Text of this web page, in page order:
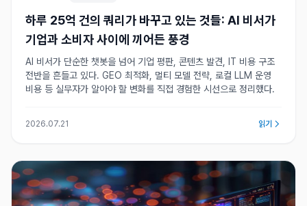
하루 25억 건의 쿼리가 바꾸고 있는 것들: AI 비서가
기업과 소비자 사이에 끼어든 풍경
AI 비서가 단순한 챗봇을 넘어 기업 평판, 콘텐츠 발견, IT 비용 구조
전반을 흔들고 있다. GEO 최적화, 멀티 모델 전략, 로컬 LLM 운영
비용 등 실무자가 알아야 할 변화를 직접 경험한 시선으로 정리했다.
2026.07.21 읽기